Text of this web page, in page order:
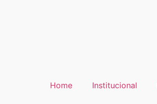
Home Institucional